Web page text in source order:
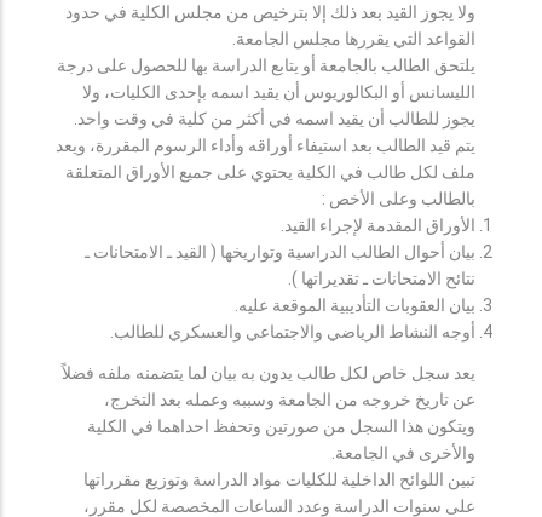
ولا يجوز القيد بعد ذلك إلا بترخيص من مجلس الكلية في حدود
القواعد التي يقررها مجلس الجامعة.
يلتحق الطالب بالجامعة أو يتابع الدراسة بها للحصول على درجة
الليسانس أو البكالوريوس أن يقيد اسمه بإحدى الكليات، ولا
يجوز للطالب أن يقيد اسمه في أكثر من كلية في وقت واحد.
يتم قيد الطالب بعد استيفاء أوراقه وأداء الرسوم المقررة، ويعد
ملف لكل طالب في الكلية يحتوي على جميع الأوراق المتعلقة
بالطالب وعلى الأخص :
الأوراق المقدمة لإجراء القيد.
بيان أحوال الطالب الدراسية وتواريخها ( القيد ـ الامتحانات ـ
نتائح الامتحانات ـ تقديراتها ).
بيان العقوبات التأديبية الموقعة عليه.
أوجه النشاط الرياضي والاجتماعي والعسكري للطالب.
يعد سجل خاص لكل طالب يدون به بيان لما يتضمنه ملفه فضلاً
عن تاريخ خروجه من الجامعة وسببه وعمله بعد التخرج،
ويتكون هذا السجل من صورتين وتحفظ احداهما في الكلية
والأخرى في الجامعة.
تبين اللوائح الداخلية للكليات مواد الدراسة وتوزيع مقرراتها
على سنوات الدراسة وعدد الساعات المخصصة لكل مقرر،